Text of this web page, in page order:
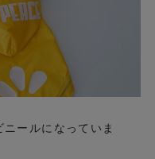
ールになっていま